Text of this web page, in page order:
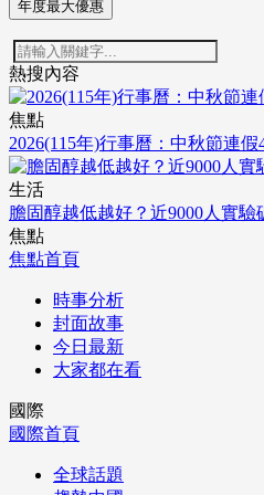
年度最大優惠
熱搜內容
焦點
2026(115年)行事曆：中秋節連
生活
膽固醇越低越好？近9000人實
焦點
焦點首頁
時事分析
封面故事
今日最新
大家都在看
國際
國際首頁
全球話題